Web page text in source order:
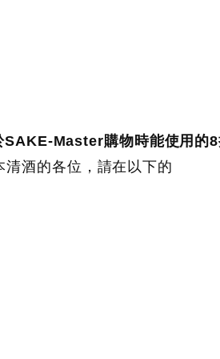
Master購物時能使用的8
酒的各位，請在以下的